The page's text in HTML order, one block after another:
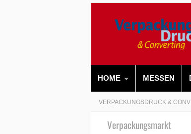
HOME MESSEN
VERPACKUNGSDRUCK &
Verpackungsmarkt